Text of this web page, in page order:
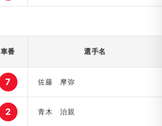
車番 選手名
7 佐藤 摩弥
2 青木 治親